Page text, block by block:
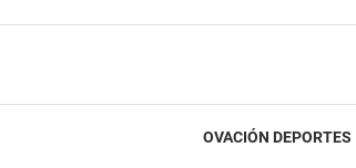
OVACIÓN DEPORTES